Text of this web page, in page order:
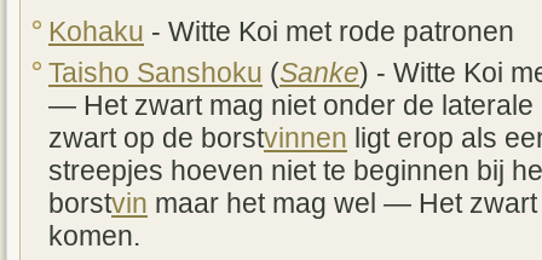
Kohaku - Witte Koi met rode patronen
Taisho Sanshoku (Sanke) - Witte Koi
— Het zwart mag niet onder de laterale
zwart op de borstvinnen ligt erop als
streepjes hoeven niet te beginnen bij
borstvin maar het mag wel — Het
komen.